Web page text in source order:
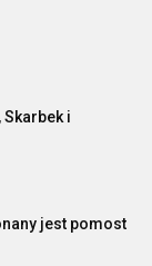
i
jest pomost